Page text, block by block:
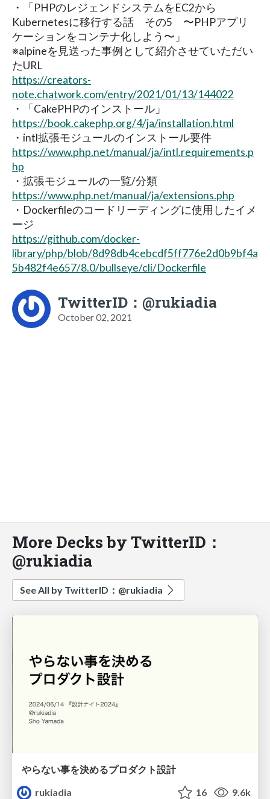
・「PHPのレジェンドシステムをEC2から
Kubernetesに移行する話 その5 〜PHPアプリ
ケーションをコンテナ化しよう〜」
※alpineを見送った事例として紹介させていただい
たURL
https://creators-
note.chatwork.com/entry/2021/01/13/144022
・「CakePHPのインストール」
https://book.cakephp.org/4/ja/installation.html
・intl拡張モジュールのインストール要件
https://www.php.net/manual/ja/intl.requirements.p
hp
・拡張モジュールの一覧/分類
https://www.php.net/manual/ja/extensions.php
・Dockerfileのコードリーディングに使用したイメ
ージ
https://github.com/docker-
library/php/blob/8d98db4cebcdf5ff776e2d0b9bf4a
5b482f4e657/8.0/bullseye/cli/Dockerfile
TwitterID：@rukiadia
October 02, 2021
More Decks by TwitterID：
@rukiadia
See All by TwitterID：@rukiadia
やらない事を決めるプロダクト設計
rukiadia
16 9.6k